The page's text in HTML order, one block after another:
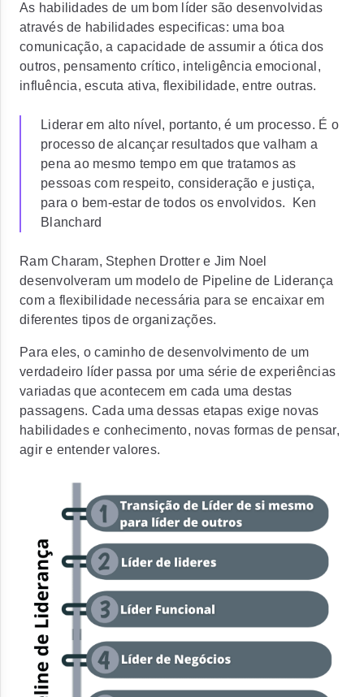
As habilidades de um bom líder são desenvolvidas
através de habilidades especificas: uma boa
comunicação, a capacidade de assumir a ótica dos
outros, pensamento crítico, inteligência emocional,
influência, escuta ativa, flexibilidade, entre outras.
Liderar em alto nível, portanto, é um processo. É o
processo de alcançar resultados que valham a
pena ao mesmo tempo em que tratamos as
pessoas com respeito, consideração e justiça,
para o bem-estar de todos os envolvidos. Ken
Blanchard
Ram Charam, Stephen Drotter e Jim Noel
desenvolveram um modelo de Pipeline de Liderança
com a flexibilidade necessária para se encaixar em
diferentes tipos de organizações.
Para eles, o caminho de desenvolvimento de um
verdadeiro líder passa por uma série de experiências
variadas que acontecem em cada uma destas
passagens. Cada uma dessas etapas exige novas
habilidades e conhecimento, novas formas de pensar,
agir e entender valores.